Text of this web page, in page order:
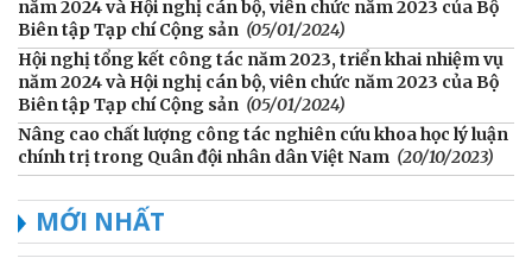
năm 2024 và Hội nghị cán bộ, viên chức năm 2023 của Bộ
Biên tập Tạp chí Cộng sản (05/01/2024)
Hội nghị tổng kết công tác năm 2023, triển khai nhiệm vụ
năm 2024 và Hội nghị cán bộ, viên chức năm 2023 của Bộ
Biên tập Tạp chí Cộng sản (05/01/2024)
Nâng cao chất lượng công tác nghiên cứu khoa học lý luận
chính trị trong Quân đội nhân dân Việt Nam (20/10/2023)
MỚI NHẤT